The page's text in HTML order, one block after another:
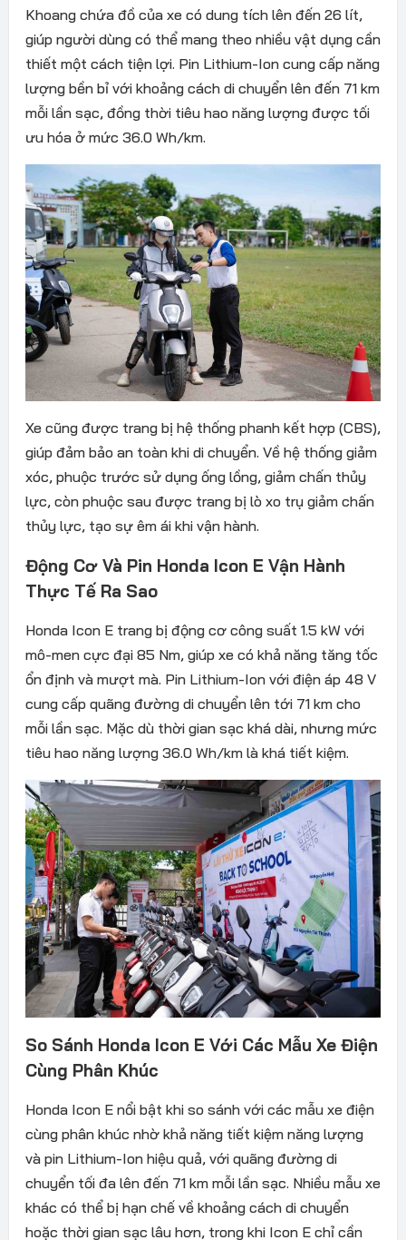
Khoang chứa đồ của xe có dung tích lên đến 26 lít,
giúp người dùng có thể mang theo nhiều vật dụng cần
thiết một cách tiện lợi. Pin Lithium-Ion cung cấp năng
lượng bền bỉ với khoảng cách di chuyển lên đến 71 km
mỗi lần sạc, đồng thời tiêu hao năng lượng được tối
ưu hóa ở mức 36.0 Wh/km.
Xe cũng được trang bị hệ thống phanh kết hợp (CBS),
giúp đảm bảo an toàn khi di chuyển. Về hệ thống giảm
xóc, phuộc trước sử dụng ống lồng, giảm chấn thủy
lực, còn phuộc sau được trang bị lò xo trụ giảm chấn
thủy lực, tạo sự êm ái khi vận hành.
Động Cơ Và Pin Honda Icon E Vận Hành
Thực Tế Ra Sao
Honda Icon E trang bị động cơ công suất 1.5 kW với
mô-men cực đại 85 Nm, giúp xe có khả năng tăng tốc
ổn định và mượt mà. Pin Lithium-Ion với điện áp 48 V
cung cấp quãng đường di chuyển lên tới 71 km cho
mỗi lần sạc. Mặc dù thời gian sạc khá dài, nhưng mức
tiêu hao năng lượng 36.0 Wh/km là khá tiết kiệm.
So Sánh Honda Icon E Với Các Mẫu Xe Điện
Cùng Phân Khúc
Honda Icon E nổi bật khi so sánh với các mẫu xe điện
cùng phân khúc nhờ khả năng tiết kiệm năng lượng
và pin Lithium-Ion hiệu quả, với quãng đường di
chuyển tối đa lên đến 71 km mỗi lần sạc. Nhiều mẫu xe
khác có thể bị hạn chế về khoảng cách di chuyển
hoặc thời gian sạc lâu hơn, trong khi Icon E chỉ cần